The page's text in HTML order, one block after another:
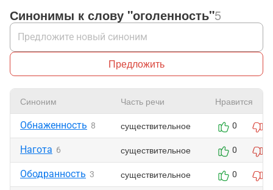
Синонимы к слову "оголенность"5
Предложить
Синоним Часть речи Нравится
Обнаженность 8 существительное 0
Нагота 6 существительное 0
Ободранность 3 существительное 0